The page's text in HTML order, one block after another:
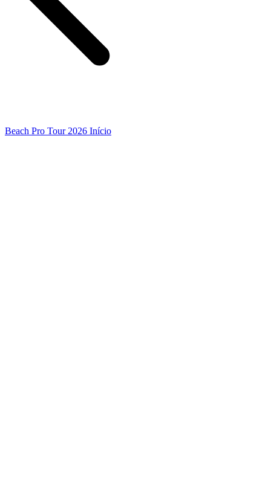
Beach Pro Tour 2026 Início